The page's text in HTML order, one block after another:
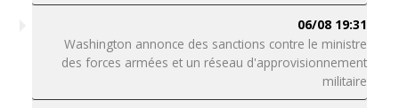
06/08 19:31
Washington annonce des sanctions contre le ministre
des forces armées et un réseau d'approvisionnement
militaire